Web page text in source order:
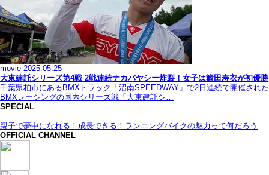
movie 2025.05.25
大東建託シリーズ第4戦 2戦連続ナカバヤシー炸裂！女子は籔田寿衣が初優勝
千葉県柏市にあるBMXトラック「沼南SPEEDWAY」で2日連続で開催された
BMXレーシングの国内シリーズ戦「大東建託シ…
SPECIAL
親子で夢中になれる！成長できる！ランニングバイクの魅力って何だろう
OFFICIAL CHANNEL